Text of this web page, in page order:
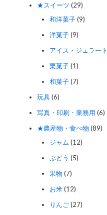
★スイーツ (29)
和洋菓子(9)
洋菓子(9)
アイス・ジェラート
栗菓子(1)
和菓子(7)
玩具(6)
写真・印刷・業務用 (6)
★農産物・食べ物 (89)
ジャム (12)
ぶどう (5)
果物 (7)
お米(12)
りんご(27)